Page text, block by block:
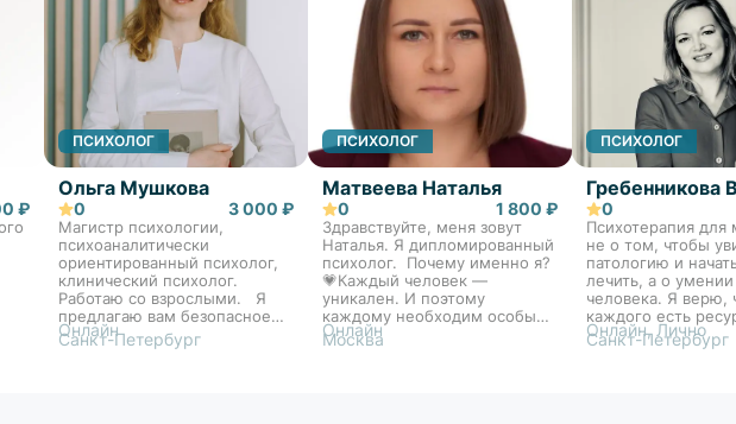
₽
ПСИХОЛОГ
Ольга Мушкова
0 3 000 ₽
Магистр психологии,
психоаналитически
ориентированный психолог,
клинический психолог.
Работаю со взрослыми. Я
предлагаю вам безопасное
пространство, где мы
сможем найти источник
Онлайн
Санкт-Петербург
ПСИХОЛОГ
Матвеева Наталья
0 1 800 ₽
Здравствуйте, меня зовут
Наталья. Я дипломированный
психолог. Почему именно я?
💗Каждый человек —
уникален. И поэтому
каждому необходим особый
подход. Опираясь на это для
работы я использую
Онлайн
Москва
ПСИХОЛОГ
Гребенникова
0
Психотерапия для
не о том, чтобы
патологию и
лечить, а о
человека. Я верю,
каждого есть
открытия себя.
важно увидеть Вашу
Онлайн, Лично
Санкт-Петербург